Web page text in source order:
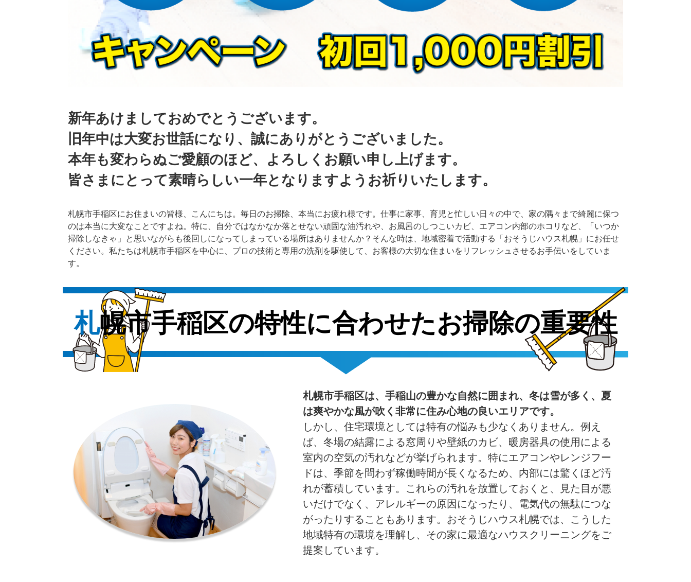
新年あけましておめでとうございます。
旧年中は大変お世話になり、誠にありがとうございました。
本年も変わらぬご愛顧のほど、よろしくお願い申し上げます。
皆さまにとって素晴らしい一年となりますようお祈りいたします。
札幌市手稲区にお住まいの皆様、こんにちは。毎日のお掃除、本当にお疲れ様です。仕事に家事、育児と忙しい日々の中で、家の隅々まで綺麗に保つ
のは本当に大変なことですよね。特に、自分ではなかなか落とせない頑固な油汚れや、お風呂のしつこいカビ、エアコン内部のホコリなど、「いつか
掃除しなきゃ」と思いながらも後回しになってしまっている場所はありませんか？そんな時は、地域密着で活動する「おそうじハウス札幌」にお任せ
ください。私たちは札幌市手稲区を中心に、プロの技術と専用の洗剤を駆使して、お客様の大切な住まいをリフレッシュさせるお手伝いをしていま
す。
札幌市手稲区の特性に合わせたお掃除の重要性
札幌市手稲区は、手稲山の豊かな自然に囲まれ、冬は雪が多く、夏
は爽やかな風が吹く非常に住み心地の良いエリアです。
しかし、住宅環境としては特有の悩みも少なくありません。例え
ば、冬場の結露による窓周りや壁紙のカビ、暖房器具の使用による
室内の空気の汚れなどが挙げられます。特にエアコンやレンジフー
ドは、季節を問わず稼働時間が長くなるため、内部には驚くほど汚
れが蓄積しています。これらの汚れを放置しておくと、見た目が悪
いだけでなく、アレルギーの原因になったり、電気代の無駄につな
がったりすることもあります。おそうじハウス札幌では、こうした
地域特有の環境を理解し、その家に最適なハウスクリーニングをご
提案しています。